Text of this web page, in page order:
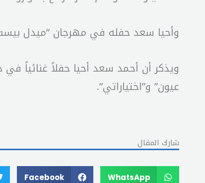
وأحيا سعد حفله في مهرجان “ميدل
ويذكر أن أحمد سعد أحيا حفلاً غنائياً
عيون” و”اختياراتي”.
شارك المقال
WhatsApp
Facebook